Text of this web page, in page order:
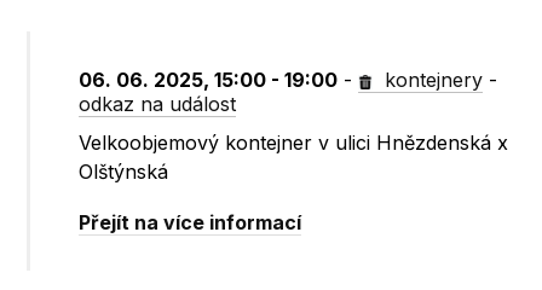
06. 06. 2025, 15:00 - 19:00 - kontejnery -
odkaz na událost
Velkoobjemový kontejner v ulici Hnězdenská x
Olštýnská
Přejít na více informací